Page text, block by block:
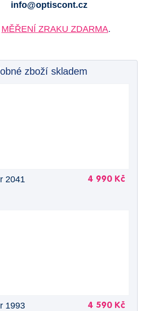
info@optiscont.cz
MĚŘENÍ ZRAKU ZDARMA.
zboží skladem
2041 4 990 Kč
1993 4 590 Kč